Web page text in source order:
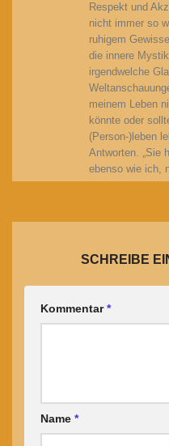
Respekt und
nicht immer so
ruhigem
die innere
irgendwelche
meinem Leben
könnte oder
(Person-)leben
Antworten. „Sie
ebenso wie ich,
SCHREIBE
Kommentar*
Name *